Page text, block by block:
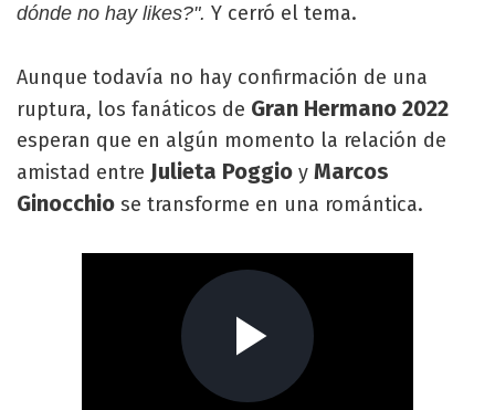
dónde no hay likes?". Y cerró el tema.
Aunque todavía no hay confirmación de una
ruptura, los fanáticos de Gran Hermano 2022
esperan que en algún momento la relación de
amistad entre Julieta Poggio y Marcos
Ginocchio se transforme en una romántica.